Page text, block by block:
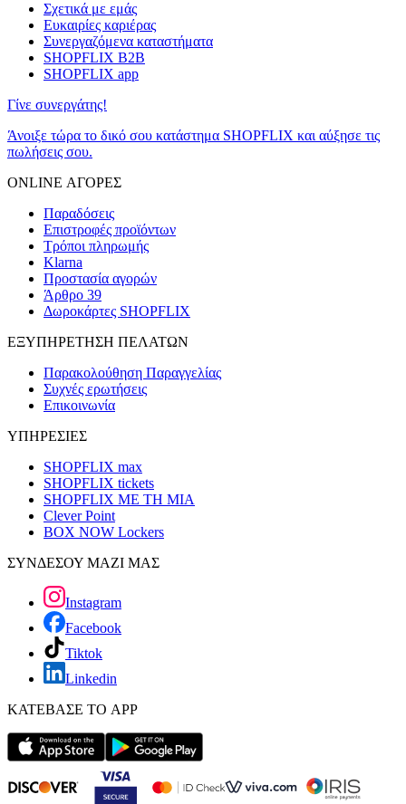
Σχετικά με εμάς
Ευκαιρίες καριέρας
Συνεργαζόμενα καταστήματα
SHOPFLIX B2B
SHOPFLIX app
Γίνε συνεργάτης!
Άνοιξε τώρα το δικό σου κατάστημα SHOPFLIX και αύξησε τις
πωλήσεις σου.
ONLINE ΑΓΟΡΕΣ
Παραδόσεις
Επιστροφές προϊόντων
Τρόποι πληρωμής
Klarna
Προστασία αγορών
Άρθρο 39
Δωροκάρτες SHOPFLIX
ΕΞΥΠΗΡΕΤΗΣΗ ΠΕΛΑΤΩΝ
Παρακολούθηση Παραγγελίας
Συχνές ερωτήσεις
Επικοινωνία
ΥΠΗΡΕΣΙΕΣ
SHOPFLIX max
SHOPFLIX tickets
SHOPFLIX ΜΕ ΤΗ ΜΙΑ
Clever Point
BOX NOW Lockers
ΣΥΝΔΕΣΟΥ ΜΑΖΙ ΜΑΣ
Instagram
Facebook
Tiktok
Linkedin
ΚΑΤΕΒΑΣΕ ΤΟ APP